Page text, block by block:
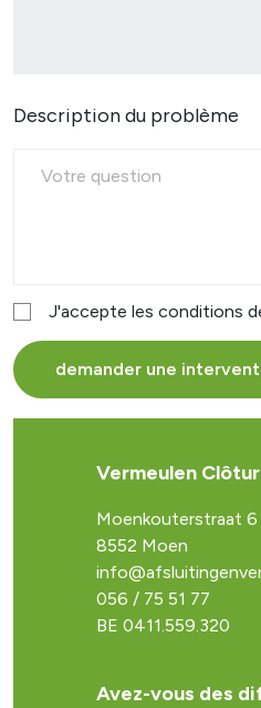
Description du problème
J'accepte les conditions
demander une
Vermeulen
Moenkouterstraat 6
8552 Moen
056 / 75 51 77
BE 0411.559.320
Avez-vous des